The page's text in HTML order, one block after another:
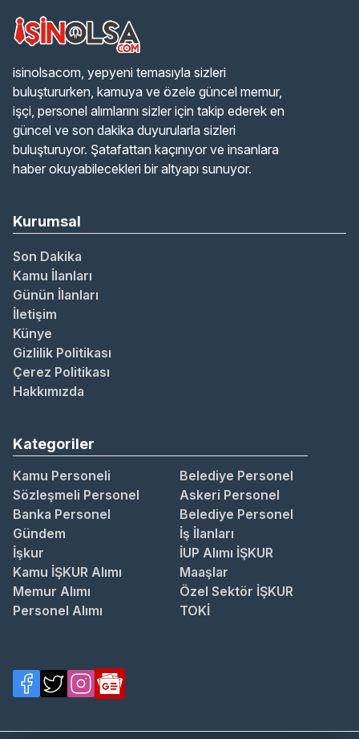
isinolsacom, yepyeni temasıyla sizleri
buluştururken, kamuya ve özele güncel memur,
işçi, personel alımlarını sizler için takip ederek en
güncel ve son dakika duyurularla sizleri
buluşturuyor. Şatafattan kaçınıyor ve insanlara
haber okuyabilecekleri bir altyapı sunuyor.
Kurumsal
Son Dakika
Kamu İlanları
Günün İlanları
İletişim
Künye
Gizlilik Politikası
Çerez Politikası
Hakkımızda
Kategoriler
Kamu Personeli
Belediye Personel
Sözleşmeli Personel
Askeri Personel
Banka Personel
Belediye Personel
Gündem
İş İlanları
İşkur
İUP Alımı İŞKUR
Kamu İŞKUR Alımı
Maaşlar
Memur Alımı
Özel Sektör İŞKUR
Personel Alımı
TOKİ